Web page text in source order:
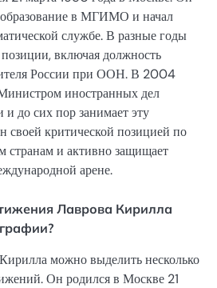
в МГИМО и начал
службе. В разные годы
включая должность
России при ООН. В 2004
иностранных дел
до сих пор занимает эту
своей критической позицией по
и активно защищает
арене.
Лаврова Кирилла
можно выделить несколько
Он родился в Москве 21